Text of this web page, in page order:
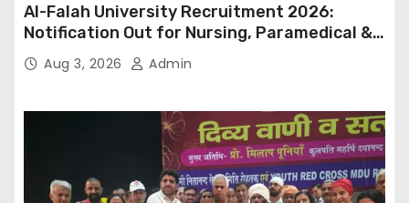
Al-Falah University Recruitment 2026:
Notification Out for Nursing, Paramedical &
Supporting Staff Posts, Apply Through Email
Aug 3, 2026 Admin